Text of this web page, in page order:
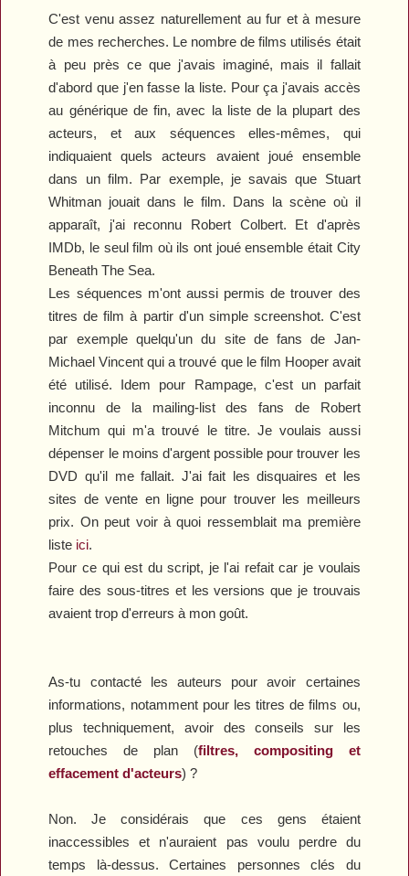
C'est venu assez naturellement au fur et à mesure
de mes recherches. Le nombre de films utilisés était
à peu près ce que j'avais imaginé, mais il fallait
d'abord que j'en fasse la liste. Pour ça j'avais accès
au générique de fin, avec la liste de la plupart des
acteurs, et aux séquences elles-mêmes, qui
indiquaient quels acteurs avaient joué ensemble
dans un film. Par exemple, je savais que Stuart
Whitman jouait dans le film. Dans la scène où il
apparaît, j'ai reconnu Robert Colbert. Et d'après
IMDb, le seul film où ils ont joué ensemble était City
Beneath The Sea.
Les séquences m'ont aussi permis de trouver des
titres de film à partir d'un simple screenshot. C'est
par exemple quelqu'un du site de fans de Jan-
Michael Vincent qui a trouvé que le film Hooperavait
été utilisé. Idem pour Rampage, c'est un parfait
inconnu de la mailing-list des fans de Robert
Mitchum qui m'a trouvé le titre. Je voulais aussi
dépenser le moins d'argent possible pour trouver les
DVD qu'il me fallait. J'ai fait les disquaires et les
sites de vente en ligne pour trouver les meilleurs
prix. On peut voir à quoi ressemblait ma première
liste ici.
Pour ce qui est du script, je l'ai refait car je voulais
faire des sous-titres et les versions que je trouvais
avaient trop d'erreurs à mon goût.
As-tu contacté les auteurs pour avoir certaines
informations, notamment pour les titres de films ou,
plus techniquement, avoir des conseils sur les
retouches de plan (filtres, compositing et
effacement d'acteurs) ?
Non. Je considérais que ces gens étaient
inaccessibles et n'auraient pas voulu perdre du
temps là-dessus. Certaines personnes clés du